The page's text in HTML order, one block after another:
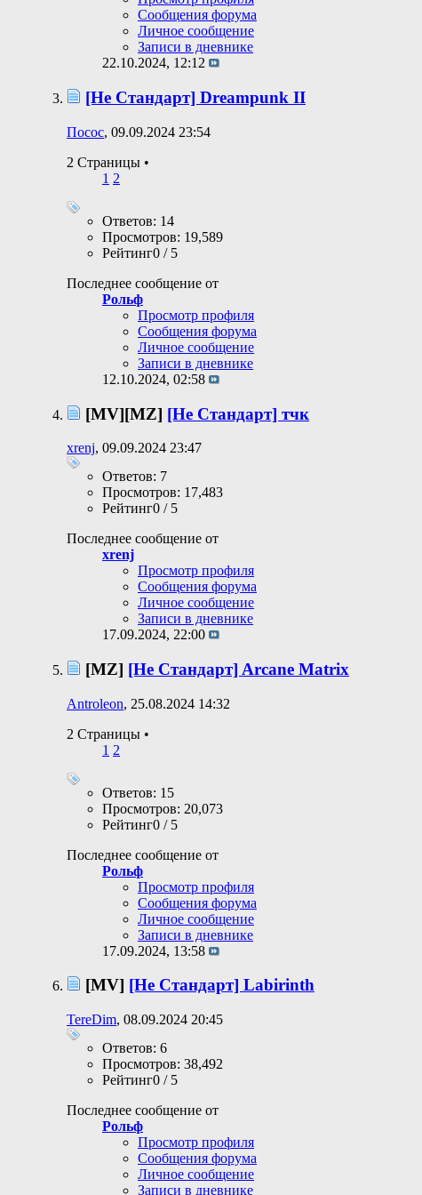
Сообщения форума
Личное сообщение
Записи в дневнике
22.10.2024, 12:12
[Не Стандарт] Dreampunk II
Посос, 09.09.2024 23:54
2 Страницы •
1 2
Ответов: 14
Просмотров: 19,589
Рейтинг0 / 5
Последнее сообщение от
Рольф
Просмотр профиля
Сообщения форума
Личное сообщение
Записи в дневнике
12.10.2024, 02:58
[MV][MZ] [Не Стандарт] тчк
xrenj, 09.09.2024 23:47
Ответов: 7
Просмотров: 17,483
Рейтинг0 / 5
Последнее сообщение от
xrenj
Просмотр профиля
Сообщения форума
Личное сообщение
Записи в дневнике
17.09.2024, 22:00
[MZ] [Не Стандарт] Arcane Matrix
Antroleon, 25.08.2024 14:32
2 Страницы •
1 2
Ответов: 15
Просмотров: 20,073
Рейтинг0 / 5
Последнее сообщение от
Рольф
Просмотр профиля
Сообщения форума
Личное сообщение
Записи в дневнике
17.09.2024, 13:58
[MV] [Не Стандарт] Labirinth
TereDim, 08.09.2024 20:45
Ответов: 6
Просмотров: 38,492
Рейтинг0 / 5
Последнее сообщение от
Рольф
Просмотр профиля
Сообщения форума
Личное сообщение
Записи в дневнике